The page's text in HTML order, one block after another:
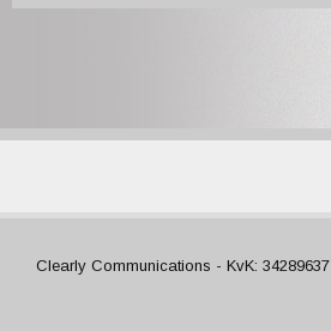
Clearly Communications - KvK: 34289637